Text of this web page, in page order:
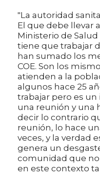
"La autoridad
El que debe llevar
Ministerio de Salud
tiene que trabajar
han sumado los
COE. Son los
atienden a la
algunos hace 25
trabajar pero es un
una reunión y una
decir lo contrario
reunión, lo hace
veces, y la verdad
genera un
comunidad que no
en este contexto